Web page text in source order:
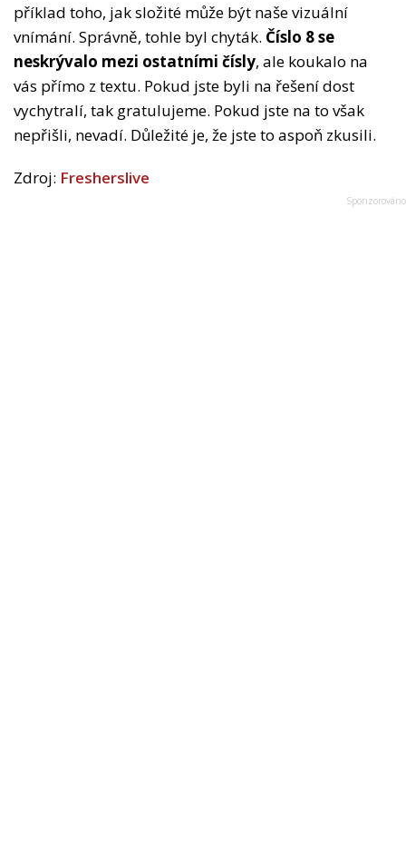
příklad toho, jak složité může být naše vizuální
vnímání. Správně, tohle byl chyták. Číslo 8 se
neskrývalo mezi ostatními čísly, ale koukalo na
vás přímo z textu. Pokud jste byli na řešení dost
vychytralí, tak gratulujeme. Pokud jste na to však
nepřišli, nevadí. Důležité je, že jste to aspoň zkusili.
Zdroj: Fresherslive